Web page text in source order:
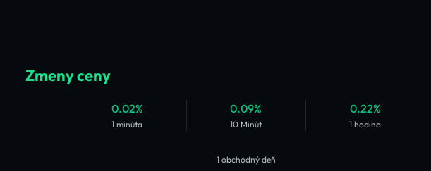
Zmeny ceny
0.02%
1 minúta
0.09%
10 Minút
0.22%
1 hodina
1 obchodný deň